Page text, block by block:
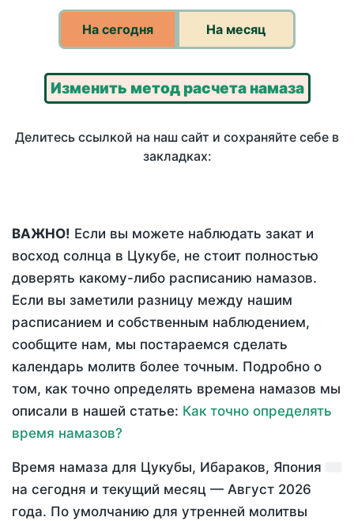
На сегодня На месяц
Изменить метод расчета намаза
Делитесь ссылкой на наш сайт и сохраняйте себе в
закладках:
ВАЖНО! Если вы можете наблюдать закат и
восход солнца в Цукубе, не стоит полностью
доверять какому-либо расписанию намазов.
Если вы заметили разницу между нашим
расписанием и собственным наблюдением,
сообщите нам, мы постараемся сделать
календарь молитв более точным. Подробно о
том, как точно определять времена намазов мы
описали в нашей статье: Как точно определять
время намазов?
Время намаза для Цукубы, Ибараков, Япония
на сегодня и текущий месяц — Август 2026
года. По умолчанию для утренней молитвы